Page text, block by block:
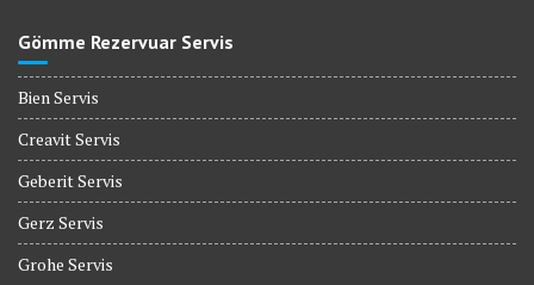
Gömme Rezervuar Servis
Bien Servis
Creavit Servis
Geberit Servis
Gerz Servis
Grohe Servis